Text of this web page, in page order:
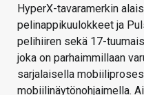
HyperX-tavaramerkin
pelinappikuulokkeet ja
pelihiiren sekä 17-
joka on parhaimmillaan
sarjalaisella
mobiilinäytönohjaimella.